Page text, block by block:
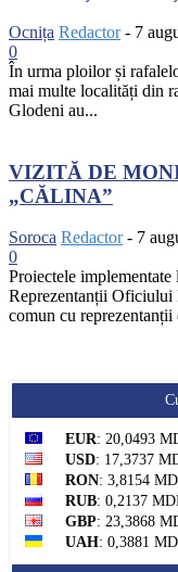
Ocnița Redactor - 7
0
În urma ploilor și
mai multe localități din
Glodeni au...
VIZITĂ DE
„CĂLINA”
Soroca Redactor - 7
0
Proiectele
Reprezentanții Oficiului
comun cu
EUR: 20,0493
USD: 17,3737
RON: 3,8154
RUB: 0,2137
GBP: 23,3868
UAH: 0,3881